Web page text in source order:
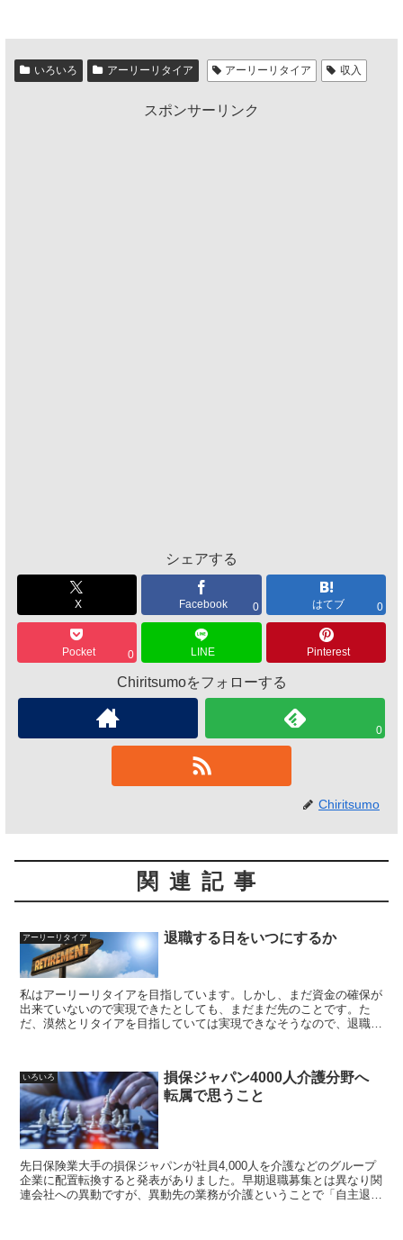
いろいろ アーリーリタイア アーリーリタイア 収入
スポンサーリンク
シェアする
X Facebook 0 はてブ 0
Pocket 0 LINE Pinterest
Chiritsumoをフォローする
0
Chiritsumo
関連記事
アーリーリタイア 退職する日をいつにするか
私はアーリーリタイアを目指しています。しかし、まだ資金の確保が
出来ていないので実現できたとしても、まだまだ先のことです。た
だ、漠然とリタイアを目指していては実現できなそうなので、退職す
いろいろ
損保ジャパン4000人介護分野へ
転属で思うこと
先日保険業大手の損保ジャパンが社員4,000人を介護などのグループ
企業に配置転換すると発表がありました。早期退職募集とは異なり関
連会社への異動ですが、異動先の業務が介護ということで「自主退職